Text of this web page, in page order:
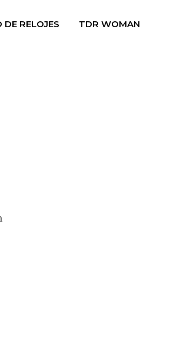
DE RELOJES TDR WOMAN